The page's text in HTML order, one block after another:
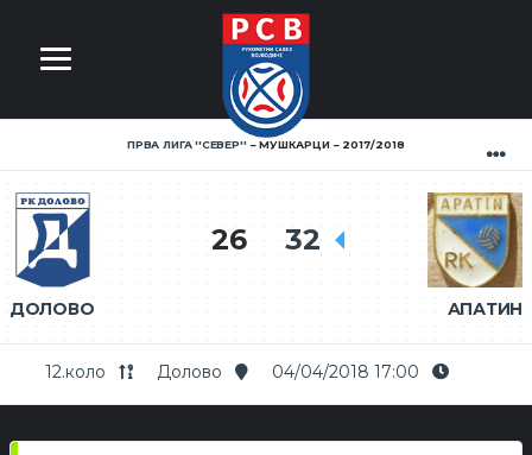
ПРВА ЛИГА ''СЕВЕР'' МУШКАРЦИ 2017/2018
ДОЛОВО
26
АПАТИН
32
12.коло Долово 04/04/2018 17:00